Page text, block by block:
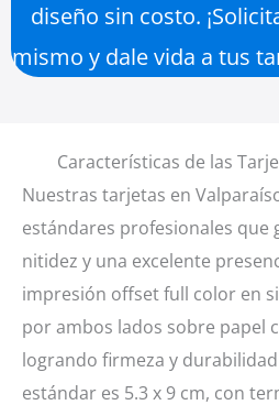
diseño sin costo.
mismo y dale vida a tus
Características de las
Nuestras tarjetas en
estándares profesionales que
nitidez y una excelente
impresión offset full color en
por ambos lados sobre papel
logrando firmeza y
estándar es 5.3 x 9 cm, con